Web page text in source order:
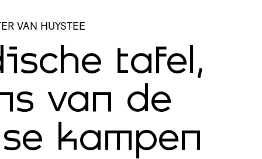
VAN HUYSTEE
tafel,
van de
kampen